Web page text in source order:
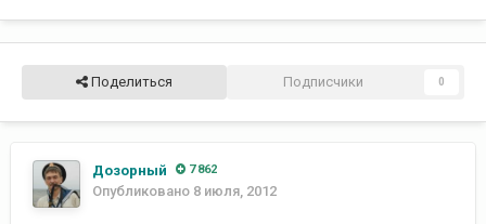
Поделиться Подписчики 0
Дозорный 7 862
Опубликовано 8 июля, 2012